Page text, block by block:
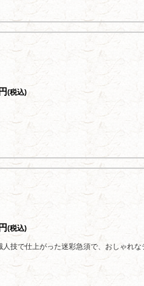
(税込)
(税込)
技で仕上がった迷彩急須で、おしゃれ